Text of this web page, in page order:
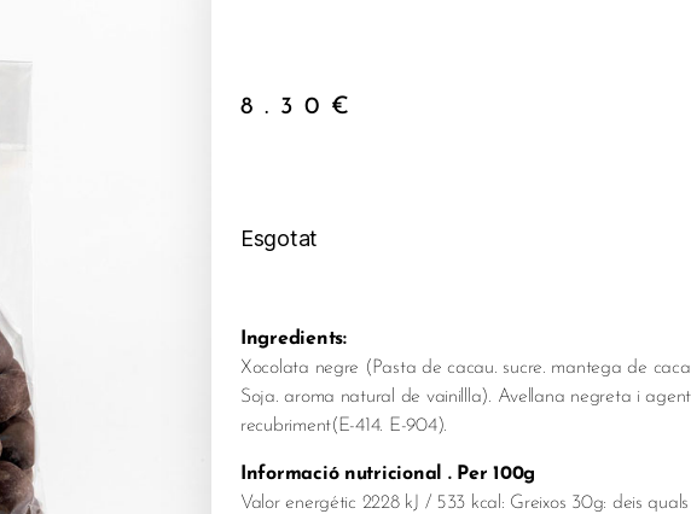
8.30 €
Esgotat
Ingredients:
Xocolata negre (Pasta de cacau. sucre. mantega de
Soja. aroma natural de vainillla). Avellana negreta i
recubriment(E-414. E-904).
Informació nutricional . Per 100g
Valor energétic 2228 kJ / 533 kcal: Greixos 30g: deis